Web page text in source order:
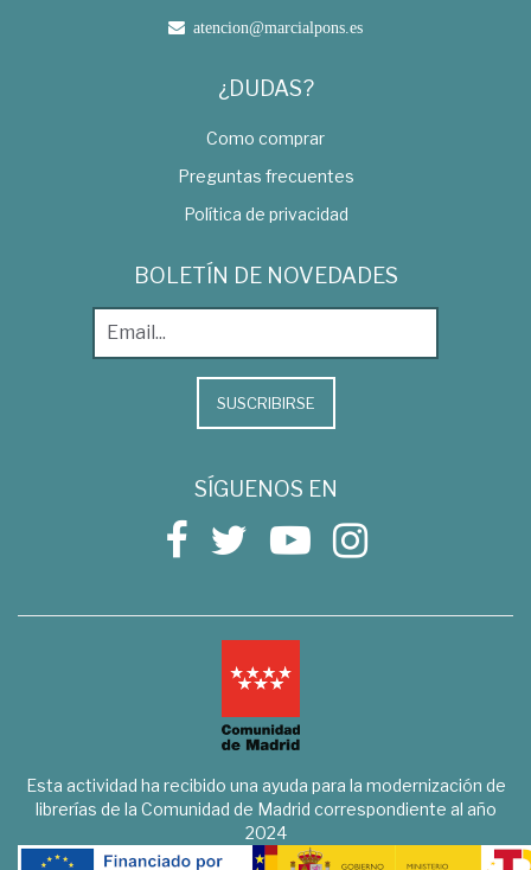
atencion@marcialpons.es
¿DUDAS?
Como comprar
Preguntas frecuentes
Política de privacidad
BOLETÍN DE NOVEDADES
SUSCRIBIRSE
SÍGUENOS EN
Esta actividad ha recibido una ayuda para la modernización de
librerías de la Comunidad de Madrid correspondiente al año
2024